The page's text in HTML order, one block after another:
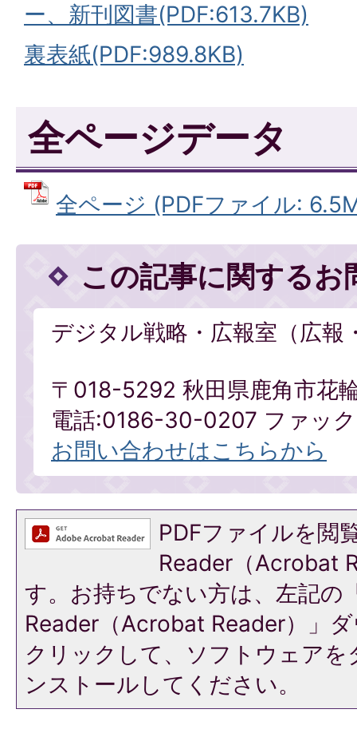
ー、新刊図書(PDF:613.7KB)
裏表紙(PDF:989.8KB)
全ページデータ
全ページ (PDFファイル:
この記事に関するお
デジタル戦略・広報室（広報
〒018-5292 秋田県鹿角市花
電話:0186-30-0207 ファッ
お問い合わせはこちらから
PDFファイルを閲
Reader（Acrobat
す。お持ちでない方は、左記の
Reader（Acrobat Reader）」
クリックして、ソフトウェア
ンストールしてください。